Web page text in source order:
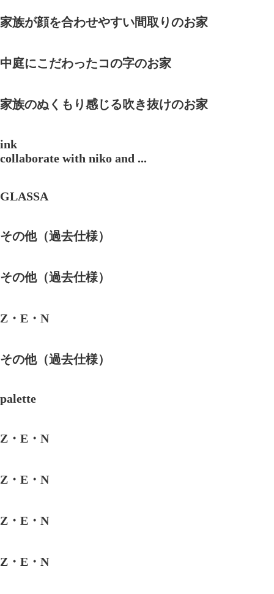
家族が顔を合わせやすい間取りのお家
中庭にこだわったコの字のお家
家族のぬくもり感じる吹き抜けのお家
ink
collaborate with niko and ...
GLASSA
その他（過去仕様）
その他（過去仕様）
Z・E・N
その他（過去仕様）
palette
Z・E・N
Z・E・N
Z・E・N
Z・E・N